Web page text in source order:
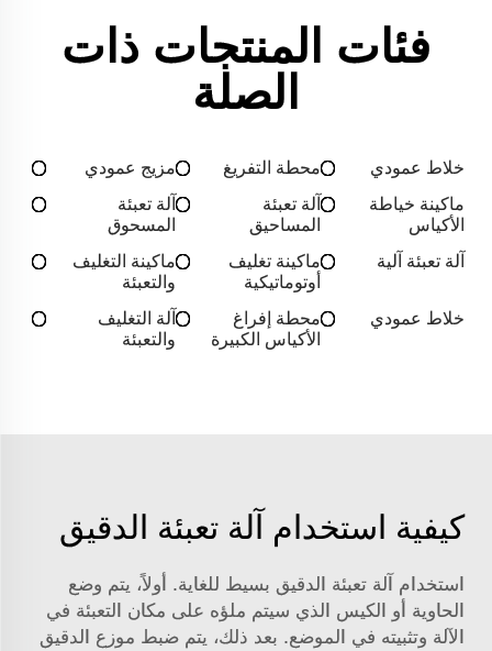
فئات المنتجات ذات
الصلة
خلاط عمودي محطة التفريغ
مزيج عمودي
ماكينة خياطة
الأكياس
آلة تعبئة
المساحيق
آلة تعبئة
المسحوق
آلة تعبئة آلية
ماكينة تغليف
أوتوماتيكية
ماكينة التغليف
والتعبئة
خلاط عمودي
محطة إفراغ
الأكياس الكبيرة
آلة التغليف
والتعبئة
كيفية استخدام آلة تعبئة الدقيق
استخدام آلة تعبئة الدقيق بسيط للغاية. أولاً، يتم وضع
الحاوية أو الكيس الذي سيتم ملؤه على مكان التعبئة في
الآلة وتثبيته في الموضع. بعد ذلك، يتم ضبط موزع الدقيق